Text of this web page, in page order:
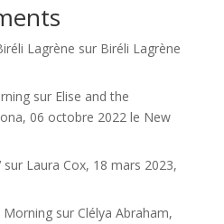
Lagrène sur Biréli Lagrène
sur Elise and the
06 octobre 2022 le New
sur Laura Cox, 18 mars 2023,
Morningsur Clélya Abraham,